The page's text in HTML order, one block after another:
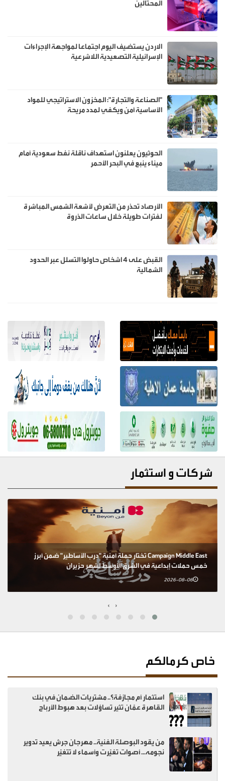
المحتالين
الاردن يستضيف اليوم اجتماعا لمواجهة الإجراءات
الإسرائيلية التصعيدية اللاشرعية
"الصناعة والتجارة": المخزون الاستراتيجي للمواد
الأساسية آمن ويكفي لمدد مريحة
الحوثيون يعلنون استهداف ناقلة نفط سعودية أمام
ميناء ينبع في البحر الأحمر
الأرصاد تحذر من التعرض لأشعة الشمس المباشرة
لفترات طويلة خلال ساعات الذروة
القبض على 4 اشخاص حاولوا التسلل عبر الحدود
الشمالية
شركات و استثمار
Campaign Middle East تختار حملة أمنية "درب الأساطير" ضمن أبرز
خمس حملات إبداعية في الشرق الأوسط لشهر حزيران
2026-08-06
‹
›
خاص كرمالكم
استثمار أم مجازفة؟.. مشتريات الضمان في بنك
القاهرة عمّان تثير تساؤلات بعد هبوط الأرباح
من يقود البوصلة الفنية.. مهرجان جرش يعيد تدوير
نجومه... أصوات تغيّرت وأسماء لا تتغيّر